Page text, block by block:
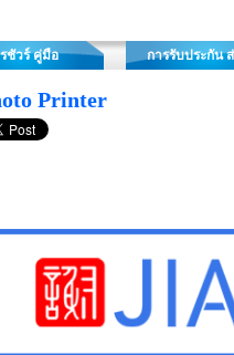
ชัวร์ คู่มือ การรับประกัน
Printer